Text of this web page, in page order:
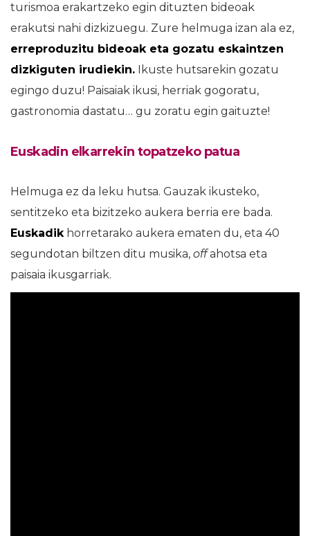
turismoa erakartzeko egin dituzten bideoak
erakutsi nahi dizkizuegu. Zure helmuga izan ala ez,
erreproduzitu bideoak eta gozatu eskaintzen
dizkiguten irudiekin. Ikuste hutsarekin gozatu
egingo duzu! Paisaiak ikusi, herriak gogoratu,
gastronomia dastatu… gu zoratu egin gaituzte!
Euskadin elkarrekin topatzeko patua
Helmuga ez da leku hutsa. Gauzak ikusteko,
sentitzeko eta bizitzeko aukera berria ere bada.
Euskadikhorretarako aukera ematen du, eta 40
segundotan biltzen ditu musika, offahotsa eta
paisaia ikusgarriak.